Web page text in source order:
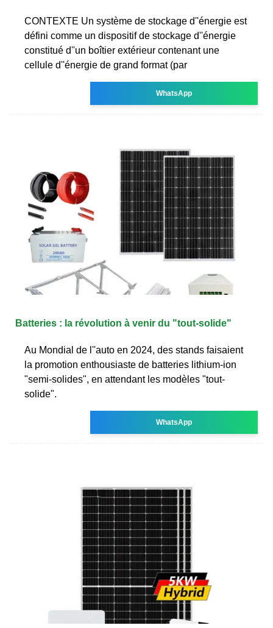
CONTEXTE Un système de stockage d''énergie est
défini comme un dispositif de stockage d''énergie
constitué d''un boîtier extérieur contenant une
cellule d''énergie de grand format (par
WhatsApp
Batteries : la révolution à venir du "tout-solide"
Au Mondial de l''auto en 2024, des stands faisaient
la promotion enthousiaste de batteries lithium-ion
"semi-solides", en attendant les modèles "tout-
solide".
WhatsApp